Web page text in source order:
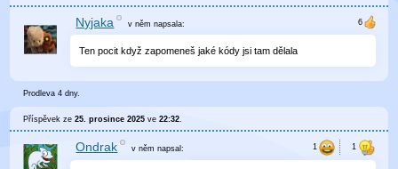
Nyjaka v němnapsala:
Ten pocit když zapomeneš jaké kódy jsi tam dělala
Prodleva 4 dny.
Příspěvek ze25. prosince 2025 ve22:32
Ondrak v němnapsal: